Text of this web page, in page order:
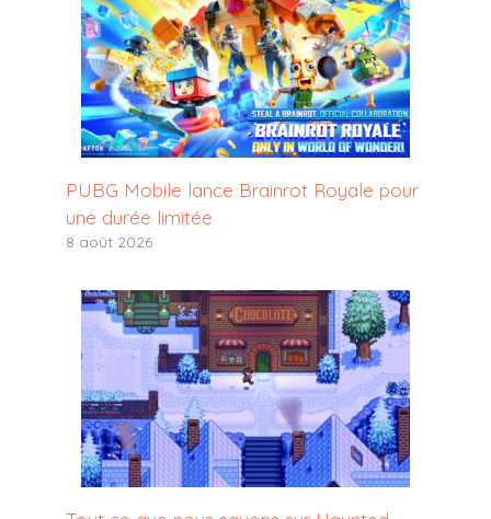
PUBG Mobile lance Brainrot Royale pour
une durée limitée
8 août 2026